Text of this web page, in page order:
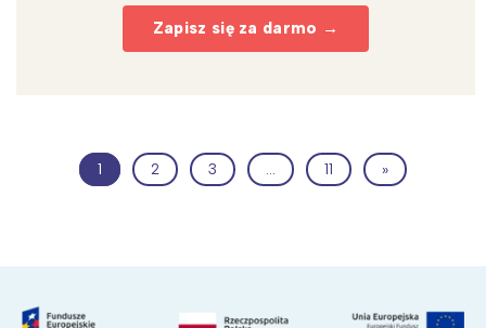
Zapisz się za darmo →
1 2 3 … 11 »